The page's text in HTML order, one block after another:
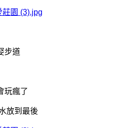
步道
玩瘋了
放到最後